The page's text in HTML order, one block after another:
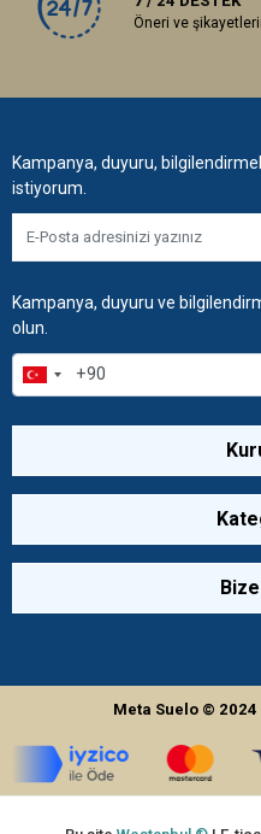
Öneri ve
Kampanya, duyuru,
istiyorum.
Kampanya, duyuru ve
olun.
Meta Suelo © 2024